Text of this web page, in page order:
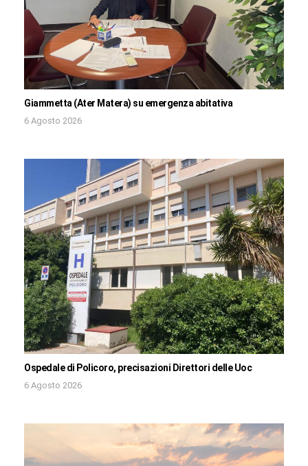
Giammetta (Ater Matera) su emergenza abitativa
6 Agosto 2026
Ospedale di Policoro, precisazioni Direttori delle Uoc
6 Agosto 2026